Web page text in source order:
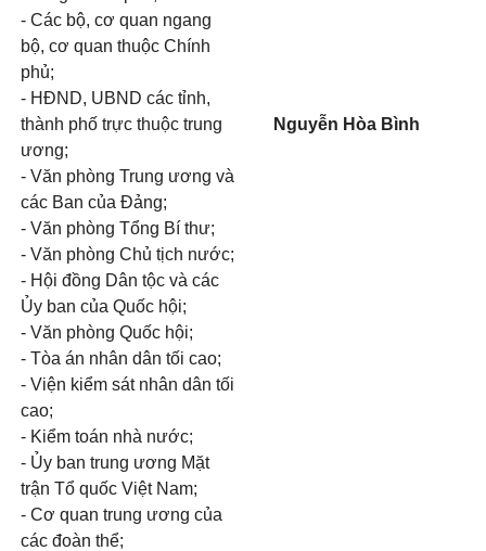
- Các bộ, cơ quan ngang
bộ, cơ quan thuộc Chính
phủ;
- HĐND, UBND các tỉnh,
thành phố trực thuộc trung
ương;
- Văn phòng Trung ương và
các Ban của Đảng;
- Văn phòng Tổng Bí thư;
- Văn phòng Chủ tịch nước;
- Hội đồng Dân tộc và các
Ủy ban của Quốc hội;
- Văn phòng Quốc hội;
- Tòa án nhân dân tối cao;
- Viện kiểm sát nhân dân tối
cao;
- Kiểm toán nhà nước;
- Ủy ban trung ương Mặt
trận Tổ quốc Việt Nam;
- Cơ quan trung ương của
các đoàn thể;
Nguyễn Hòa Bình